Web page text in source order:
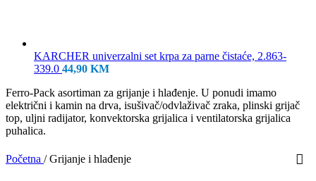
KARCHER univerzalni set krpa za parne čistaće, 2.863-
339.0 44,90 KM
Ferro-Pack asortiman za grijanje i hlađenje. U ponudi imamo
električni i kamin na drva, isušivač/odvlaživač zraka, plinski grijač
top, uljni radijator, konvektorska grijalica i ventilatorska grijalica
puhalica.
Početna / Grijanje i hlađenje